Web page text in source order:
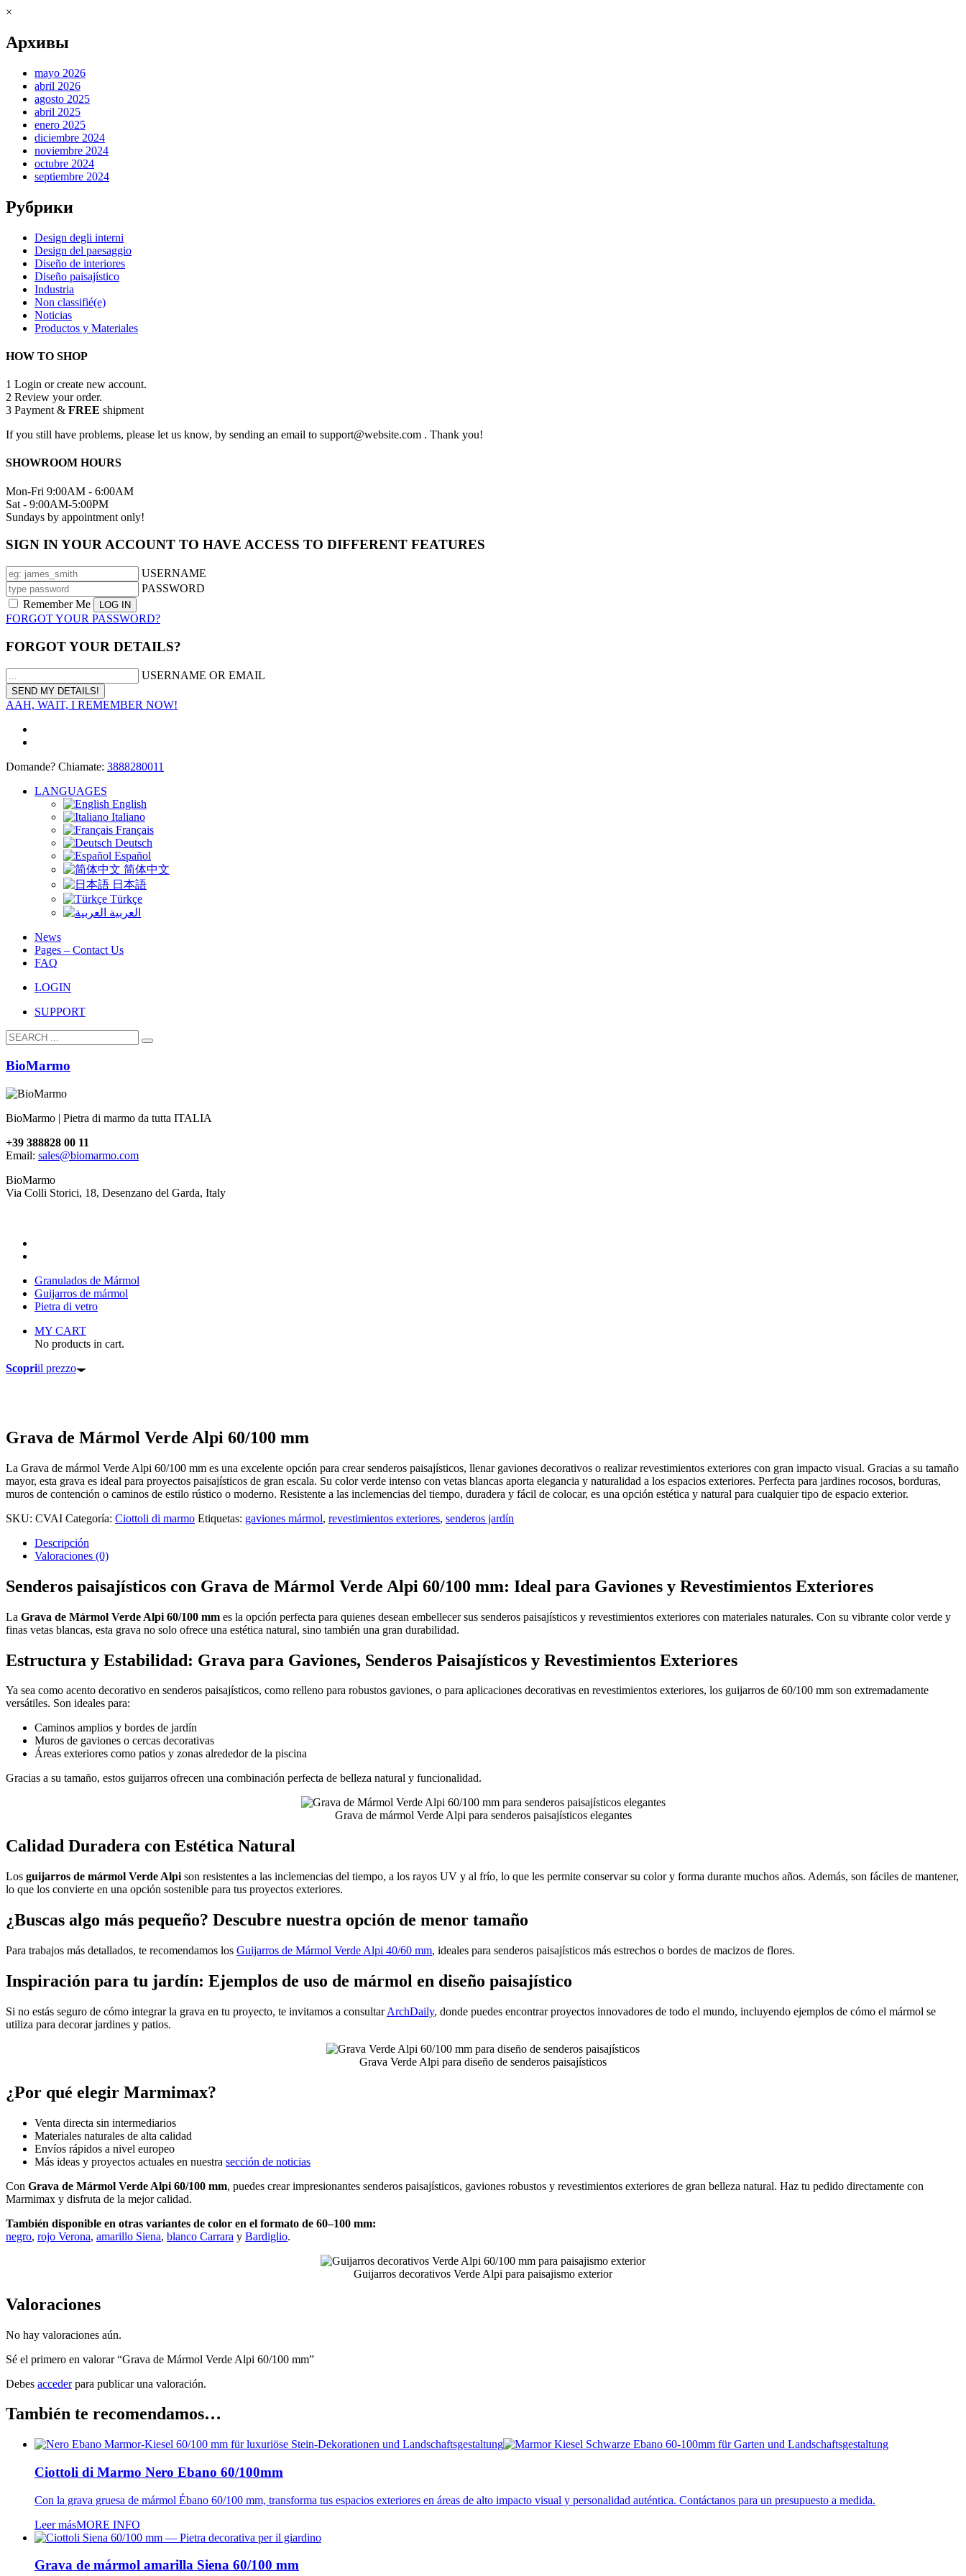
×
Архивы
mayo 2026
abril 2026
agosto 2025
abril 2025
enero 2025
diciembre 2024
noviembre 2024
octubre 2024
septiembre 2024
Рубрики
Design degli interni
Design del paesaggio
Diseño de interiores
Diseño paisajístico
Industria
Non classifié(e)
Noticias
Productos y Materiales
HOW TO SHOP
1 Login or create new account.
2 Review your order.
3 Payment & FREE shipment
If you still have problems, please let us know, by sending an email to support@website.com . Thank you!
SHOWROOM HOURS
Mon-Fri 9:00AM - 6:00AM
Sat - 9:00AM-5:00PM
Sundays by appointment only!
SIGN IN YOUR ACCOUNT TO HAVE ACCESS TO DIFFERENT FEATURES
USERNAME
PASSWORD
Remember Me
FORGOT YOUR PASSWORD?
FORGOT YOUR DETAILS?
USERNAME OR EMAIL
AAH, WAIT, I REMEMBER NOW!
Domande? Chiamate: 3888280011
LANGUAGES
English
Italiano
Français
Deutsch
Español
简体中文
日本語
Türkçe
العربية
News
Pages – Contact Us
FAQ
LOGIN
SUPPORT
BioMarmo
BioMarmo | Pietra di marmo da tutta ITALIA
+39 388828 00 11
Email: sales@biomarmo.com
BioMarmo
Via Colli Storici, 18, Desenzano del Garda, Italy
Granulados de Mármol
Guijarros de mármol
Pietra di vetro
MY CART
No products in cart.
Scopriil prezzo
Grava de Mármol Verde Alpi 60/100 mm
La Grava de mármol Verde Alpi 60/100 mm es una excelente opción para crear senderos paisajísticos, llenar gaviones decorativos o realizar revestimientos exteriores con gran impacto visual. Gracias a su tamaño
mayor, esta grava es ideal para proyectos paisajísticos de gran escala. Su color verde intenso con vetas blancas aporta elegancia y naturalidad a los espacios exteriores. Perfecta para jardines rocosos, borduras,
muros de contención o caminos de estilo rústico o moderno. Resistente a las inclemencias del tiempo, duradera y fácil de colocar, es una opción estética y natural para cualquier tipo de espacio exterior.
SKU: CVAI Categoría: Ciottoli di marmo Etiquetas: gaviones mármol, revestimientos exteriores, senderos jardín
Descripción
Valoraciones (0)
Senderos paisajísticos con Grava de Mármol Verde Alpi 60/100 mm: Ideal para Gaviones y Revestimientos Exteriores
La Grava de Mármol Verde Alpi 60/100 mm es la opción perfecta para quienes desean embellecer sus senderos paisajísticos y revestimientos exteriores con materiales naturales. Con su vibrante color verde y
finas vetas blancas, esta grava no solo ofrece una estética natural, sino también una gran durabilidad.
Estructura y Estabilidad: Grava para Gaviones, Senderos Paisajísticos y Revestimientos Exteriores
Ya sea como acento decorativo en senderos paisajísticos, como relleno para robustos gaviones, o para aplicaciones decorativas en revestimientos exteriores, los guijarros de 60/100 mm son extremadamente
versátiles. Son ideales para:
Caminos amplios y bordes de jardín
Muros de gaviones o cercas decorativas
Áreas exteriores como patios y zonas alrededor de la piscina
Gracias a su tamaño, estos guijarros ofrecen una combinación perfecta de belleza natural y funcionalidad.
Grava de mármol Verde Alpi para senderos paisajísticos elegantes
Calidad Duradera con Estética Natural
Los guijarros de mármol Verde Alpi son resistentes a las inclemencias del tiempo, a los rayos UV y al frío, lo que les permite conservar su color y forma durante muchos años. Además, son fáciles de mantener,
lo que los convierte en una opción sostenible para tus proyectos exteriores.
¿Buscas algo más pequeño? Descubre nuestra opción de menor tamaño
Para trabajos más detallados, te recomendamos los Guijarros de Mármol Verde Alpi 40/60 mm, ideales para senderos paisajísticos más estrechos o bordes de macizos de flores.
Inspiración para tu jardín: Ejemplos de uso de mármol en diseño paisajístico
Si no estás seguro de cómo integrar la grava en tu proyecto, te invitamos a consultarArchDaily, donde puedes encontrar proyectos innovadores de todo el mundo, incluyendo ejemplos de cómo el mármol se
utiliza para decorar jardines y patios.
Grava Verde Alpi para diseño de senderos paisajísticos
¿Por qué elegir Marmimax?
Venta directa sin intermediarios
Materiales naturales de alta calidad
Envíos rápidos a nivel europeo
Más ideas y proyectos actuales en nuestra sección de noticias
Con Grava de Mármol Verde Alpi 60/100 mm, puedes crear impresionantes senderos paisajísticos, gaviones robustos y revestimientos exteriores de gran belleza natural. Haz tu pedido directamente con
Marmimax y disfruta de la mejor calidad.
También disponible en otras variantes de color en el formato de 60–100 mm:
negro, rojo Verona, amarillo Siena, blanco Carrara y Bardiglio.
Guijarros decorativos Verde Alpi para paisajismo exterior
Valoraciones
No hay valoraciones aún.
Sé el primero en valorar “Grava de Mármol Verde Alpi 60/100 mm”
Debes accederpara publicar una valoración.
También te recomendamos…
Ciottoli di Marmo Nero Ebano 60/100mm
Con la grava gruesa de mármol Ébano 60/100 mm, transforma tus espacios exteriores en áreas de alto impacto visual y personalidad auténtica. Contáctanos para un presupuesto a medida.
Leer másMORE INFO
Grava de mármol amarilla Siena 60/100 mm